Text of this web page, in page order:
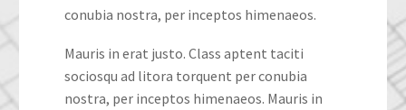
conubia nostra, per inceptos himenaeos.
Mauris in erat justo. Class aptent taciti
sociosqu ad litora torquent per conubia
nostra, per inceptos himenaeos. Mauris in